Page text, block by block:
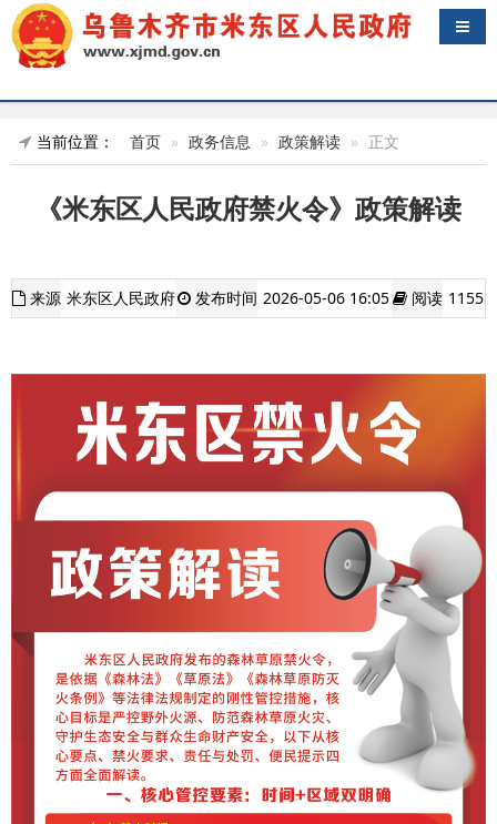
导航
当前位置： 首页 政务信息 政策解读 正文
《米东区人民政府禁火令》政策解读
来源 米东区人民政府 发布时间 2026-05-06 16:05 阅读 1155